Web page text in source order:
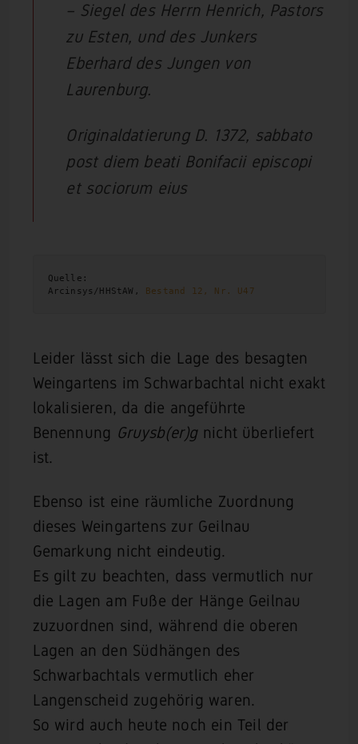
– Siegel des Herrn Henrich, Pastors
zu Esten, und des Junkers
Eberhard des Jungen von
Laurenburg.
Originaldatierung D. 1372, sabbato
post diem beati Bonifacii episcopi
et sociorum eius
Quelle:
Arcinsys/HHStAW, Bestand 12, Nr. U47
Leider lässt sich die Lage des besagten
Weingartens im Schwarbachtal nicht exakt
lokalisieren, da die angeführte
Benennung Gruysb(er)gnicht überliefert
ist.
Ebenso ist eine räumliche Zuordnung
dieses Weingartens zur Geilnau
Gemarkung nicht eindeutig.
Es gilt zu beachten, dass vermutlich nur
die Lagen am Fuße der Hänge Geilnau
zuzuordnen sind, während die oberen
Lagen an den Südhängen des
Schwarbachtals vermutlich eher
Langenscheid zugehörig waren.
So wird auch heute noch ein Teil der